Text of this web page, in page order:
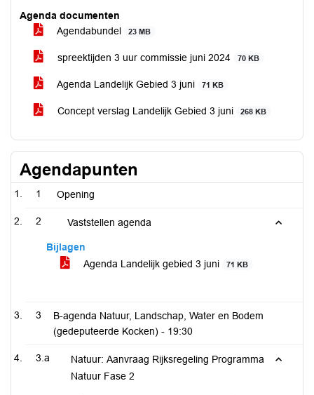
Agenda documenten
Agendabundel
23 MB
spreektijden 3 uur commissie juni 2024 70 KB
Agenda Landelijk Gebied 3 juni 71 KB
Concept verslag Landelijk Gebied 3 juni 268 KB
Agendapunten
1 Opening
2 Vaststellen agenda
Bijlagen
Agenda Landelijk gebied 3 juni
71 KB
3
B-agenda Natuur, Landschap, Water en Bodem
(gedeputeerde Kocken) - 19:30
3.a
Natuur: Aanvraag Rijksregeling Programma
Natuur Fase 2